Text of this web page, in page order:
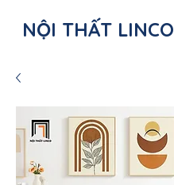
NỘI THẤT LINCO